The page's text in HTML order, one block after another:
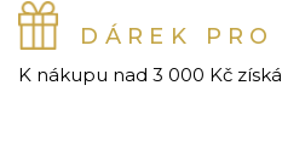
DÁREK PRO
K nákupu nad 3 000 Kč